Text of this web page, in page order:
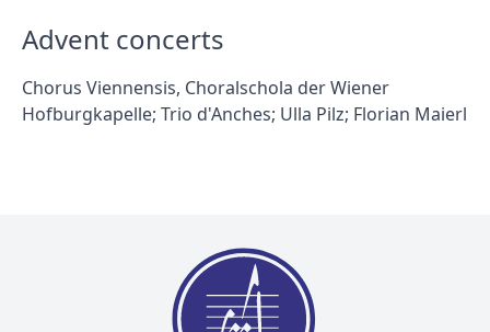
Advent concerts
Chorus Viennensis, Choralschola der Wiener
Hofburgkapelle; Trio d'Anches; Ulla Pilz; Florian Maierl